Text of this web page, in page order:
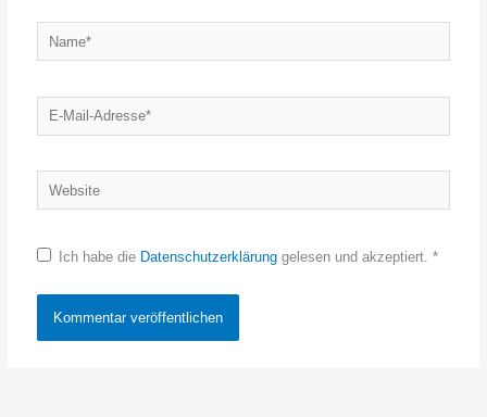
Name*
E-
Mail-
Website
Ich habe die Datenschutzerklärunggelesen und akzeptiert. *